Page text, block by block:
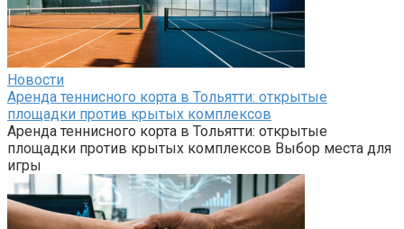
Новости
Аренда теннисного корта в Тольятти: открытые
площадки против крытых комплексов
Аренда теннисного корта в Тольятти: открытые
площадки против крытых комплексов Выбор места для
игры